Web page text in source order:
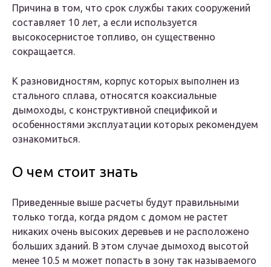
Причина в том, что срок службы таких сооружений
составляет 10 лет, а если используется
высокосернистое топливо, он существенно
сокращается.
К разновидностям, корпус которых выполнен из
стального сплава, относятся коаксиальные
дымоходы, с конструктивной спецификой и
особенностями эксплуатации которых рекомендуем
ознакомиться.
О чем стоит знать
Приведенные выше расчеты будут правильными
только тогда, когда рядом с домом не растет
никаких очень высоких деревьев и не расположено
больших зданий. В этом случае дымоход высотой
менее 10.5 м может попасть в зону так называемого